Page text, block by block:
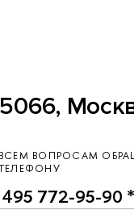
ВОПРОСАМ
772-95-90